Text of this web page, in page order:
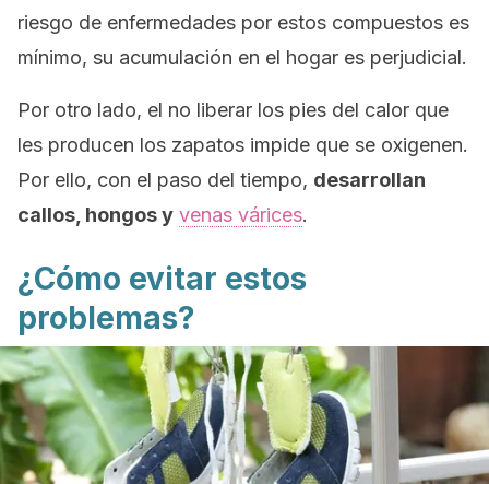
riesgo de enfermedades por estos compuestos es
mínimo, su acumulación en el hogar es perjudicial.
Por otro lado, el no liberar los pies del calor que
les producen los zapatos impide que se oxigenen.
Por ello, con el paso del tiempo, desarrollan
callos, hongos y venas várices.
¿Cómo evitar estos
problemas?